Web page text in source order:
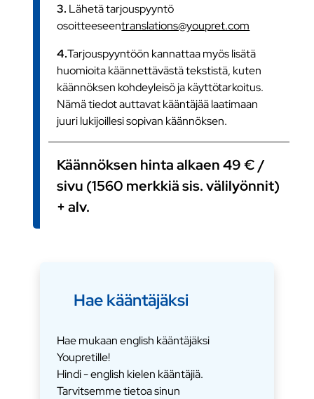
3. Lähetä tarjouspyyntö
osoitteeseentranslations@youpret.com
4.Tarjouspyyntöön kannattaa myös lisätä
huomioita käännettävästä tekstistä, kuten
käännöksen kohdeyleisö ja käyttötarkoitus.
Nämä tiedot auttavat kääntäjää laatimaan
juuri lukijoillesi sopivan käännöksen.
Käännöksen hinta alkaen 49 € /
sivu (1560 merkkiä sis. välilyönnit)
+ alv.
Hae kääntäjäksi
Hae mukaan english kääntäjäksi
Youpretille!
Hindi - english kielen kääntäjiä.
Tarvitsemme tietoa sinun